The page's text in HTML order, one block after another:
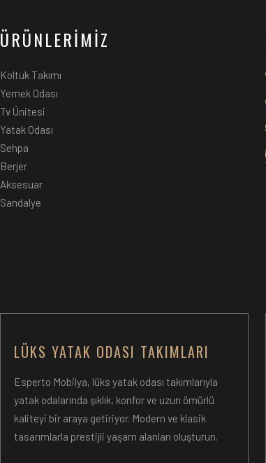
ÜRÜNLERİMİZ
Koltuk Takımı
Yemek Odası
Tv Ünitesi
Yatak Odası
Sehpa
Berjer
Aksesuar
Sandalye
LÜKS YATAK ODASI TAKIMLARI
Esperto Mobilya, lüks yatak odası takımlarıyla
yatak odalarında şıklık, konfor ve uzun ömürlü
kaliteyi bir araya getiriyor. Modern ve klasik
tasarımlarla prestijli yaşam alanları oluşturun.